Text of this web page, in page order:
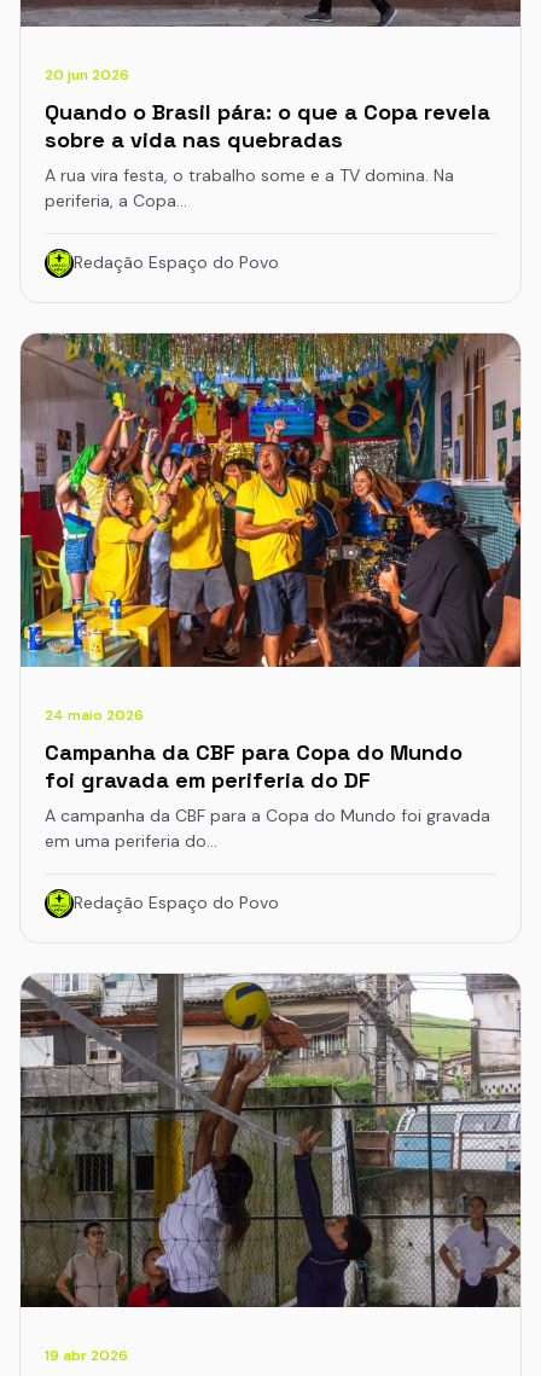
20 jun 2026
Quando o Brasil pára: o que a Copa revela
sobre a vida nas quebradas
A rua vira festa, o trabalho some e a TV domina. Na
periferia, a Copa…
Redação Espaço do Povo
24 maio 2026
Campanha da CBF para Copa do Mundo
foi gravada em periferia do DF
A campanha da CBF para a Copa do Mundo foi gravada
em uma periferia do…
Redação Espaço do Povo
19 abr 2026